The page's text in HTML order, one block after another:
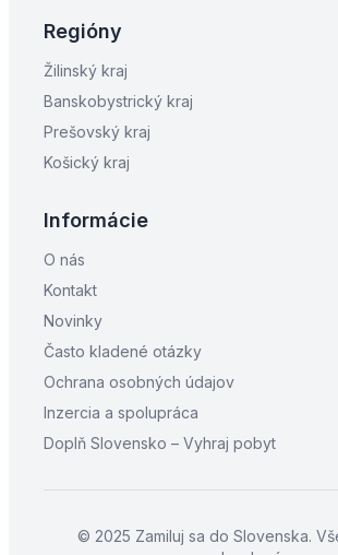
Regióny
Žilinský kraj
Banskobystrický kraj
Prešovský kraj
Košický kraj
Informácie
O nás
Kontakt
Novinky
Často kladené otázky
Ochrana osobných údajov
Inzercia a spolupráca
Doplň Slovensko – Vyhraj pobyt
© 2025 Zamiluj sa do Slovenska.